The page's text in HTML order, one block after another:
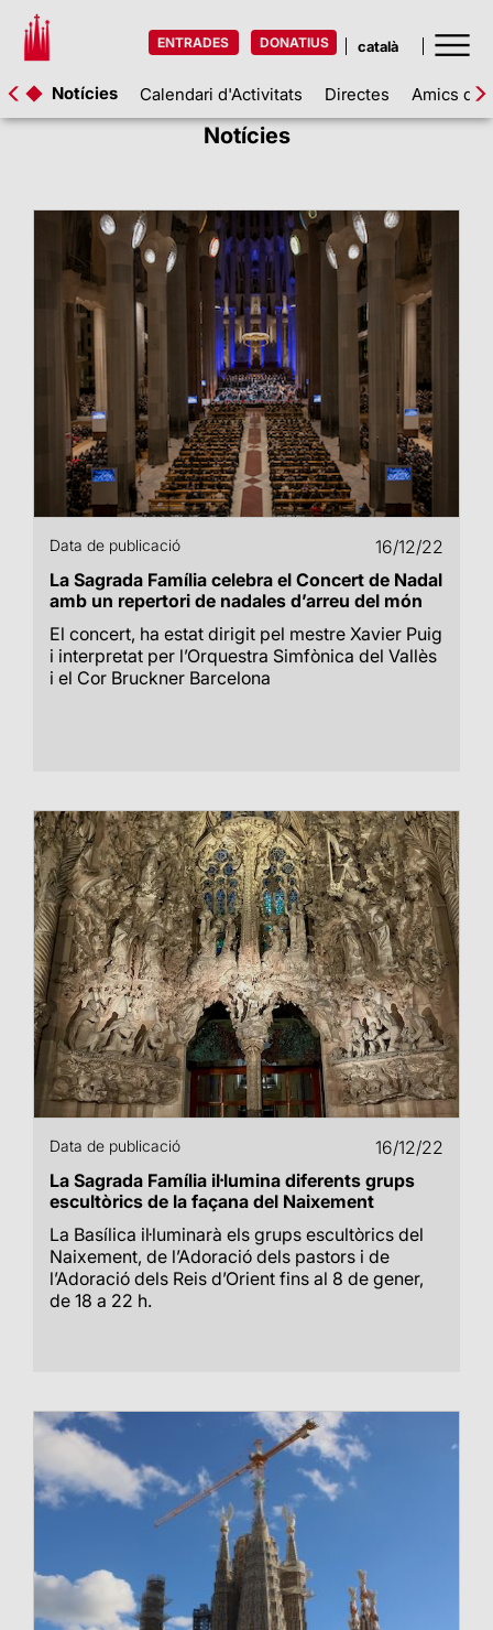
ENTRADES DONATIUS
Notícies Calendari d'Activitats Directes Amics de
Notícies
Data de publicació
16/12/22
La Sagrada Família celebra el Concert de Nadal
amb un repertori de nadales d’arreu del món
El concert, ha estat dirigit pel mestre Xavier Puig
i interpretat per l’Orquestra Simfònica del Vallès
i el Cor Bruckner Barcelona
Data de publicació
16/12/22
La Sagrada Família il·lumina diferents grups
escultòrics de la façana del Naixement
La Basílica il·luminarà els grups escultòrics del
Naixement, de l’Adoració dels pastors i de
l’Adoració dels Reis d’Orient fins al 8 de gener,
de 18 a 22 h.